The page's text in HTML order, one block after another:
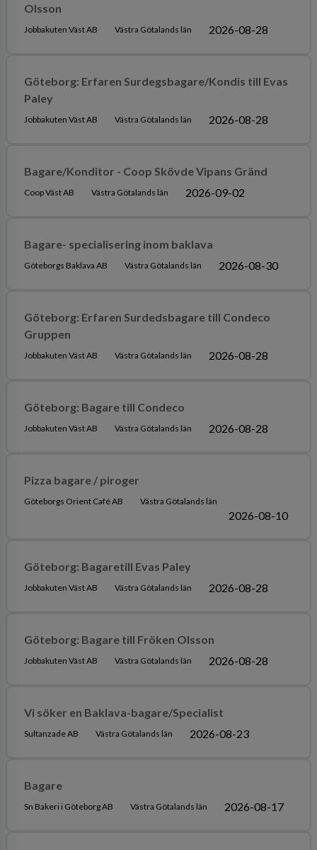
Olsson
Jobbakuten Väst AB Västra Götalands län 2026-08-28
Göteborg: Erfaren Surdegsbagare/Kondis till Evas
Paley
Jobbakuten Väst AB Västra Götalands län 2026-08-28
Bagare/Konditor - Coop Skövde Vipans Gränd
Coop Väst AB Västra Götalands län 2026-09-02
Bagare- specialisering inom baklava
Göteborgs Baklava AB Västra Götalands län 2026-08-30
Göteborg: Erfaren Surdedsbagare till Condeco
Gruppen
Jobbakuten Väst AB Västra Götalands län 2026-08-28
Göteborg: Bagare till Condeco
Jobbakuten Väst AB Västra Götalands län 2026-08-28
Pizza bagare / piroger
Göteborgs Orient Café AB Västra Götalands län
2026-08-10
Göteborg: Bagaretill Evas Paley
Jobbakuten Väst AB Västra Götalands län 2026-08-28
Göteborg: Bagare till Fröken Olsson
Jobbakuten Väst AB Västra Götalands län 2026-08-28
Vi söker en Baklava-bagare/Specialist
Sultanzade AB Västra Götalands län 2026-08-23
Bagare
Sn Bakeri i Göteborg AB Västra Götalands län 2026-08-17